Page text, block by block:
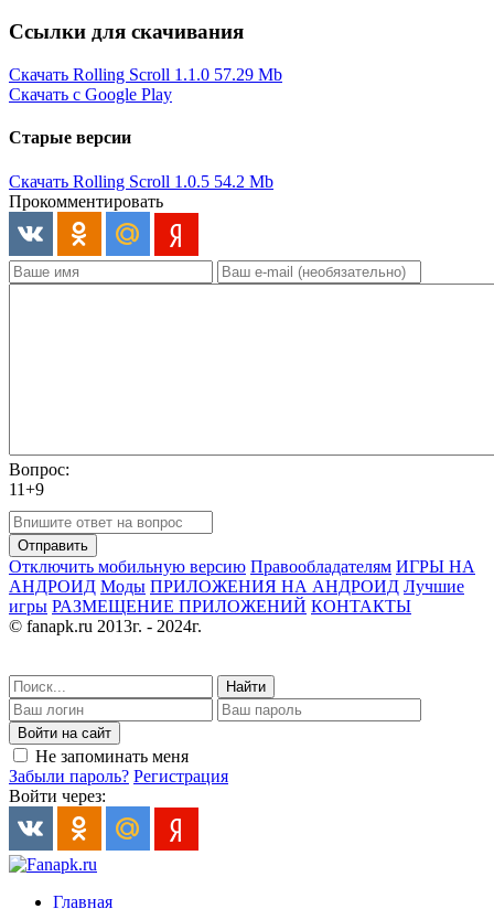
Ссылки для скачивания
Скачать Rolling Scroll 1.1.0 57.29 Mb
Скачать с Google Play
Старые версии
Скачать Rolling Scroll 1.0.5 54.2 Mb
Прокомментировать
Вопрос:
11+9
Отправить
Отключить мобильную версию Правообладателям ИГРЫ НА
АНДРОИД Моды ПРИЛОЖЕНИЯ НА АНДРОИД Лучшие
игры РАЗМЕЩЕНИЕ ПРИЛОЖЕНИЙ КОНТАКТЫ
© fanapk.ru 2013г. - 2024г.
Найти
Войти на сайт
Не запоминать меня
Забыли пароль? Регистрация
Войти через:
Главная